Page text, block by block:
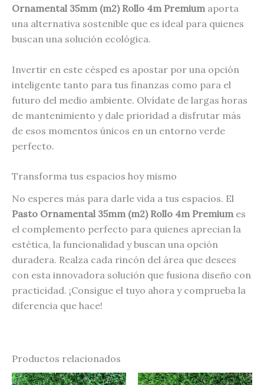
Ornamental 35mm (m2) Rollo 4m Premiumaporta
una alternativa sostenible que es ideal para quienes
buscan una solución ecológica.
Invertir en este césped es apostar por una opción
inteligente tanto para tus finanzas como para el
futuro del medio ambiente. Olvídate de largas horas
de mantenimiento y dale prioridad a disfrutar más
de esos momentos únicos en un entorno verde
perfecto.
Transforma tus espacios hoy mismo
No esperes más para darle vida a tus espacios. El
Pasto Ornamental 35mm (m2) Rollo 4m Premium es
el complemento perfecto para quienes aprecian la
estética, la funcionalidad y buscan una opción
duradera. Realza cada rincón del área que desees
con esta innovadora solución que fusiona diseño con
practicidad. ¡Consigue el tuyo ahora y comprueba la
diferencia que hace!
Productos relacionados